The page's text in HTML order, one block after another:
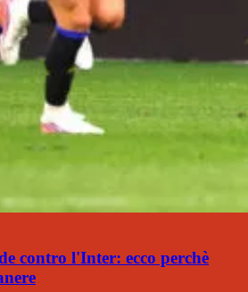
contro l'Inter: ecco perchè